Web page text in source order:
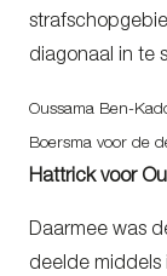
diagonaal in te
Oussama Ben-
Boersma voor de
Hattrick voor
Daarmee was
deelde middels